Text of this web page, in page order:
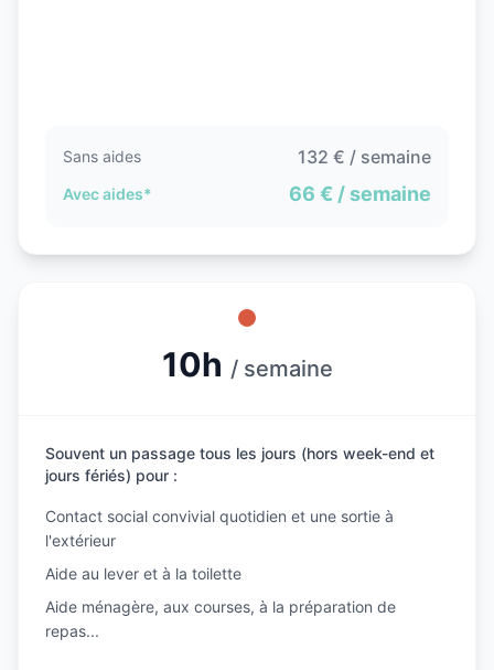
Sans aides 132 € / semaine
Avec aides* 66 € / semaine
10h / semaine
Souvent un passage tous les jours (hors week-end et
jours fériés) pour :
Contact social convivial quotidien et une sortie à
l'extérieur
Aide au lever et à la toilette
Aide ménagère, aux courses, à la préparation de
repas...